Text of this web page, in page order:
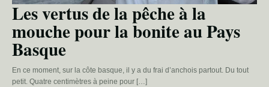
Les vertus de la pêche à la
mouche pour la bonite au Pays
Basque
En ce moment, sur la côte basque, il y a du frai d’anchois partout. Du tout
petit. Quatre centimètres à peine pour […]